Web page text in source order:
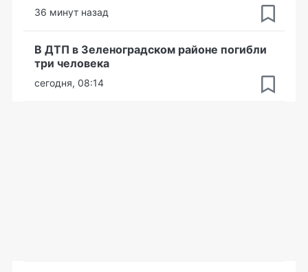
36 минут назад
В ДТП в Зеленоградском районе погибли
три человека
сегодня, 08:14